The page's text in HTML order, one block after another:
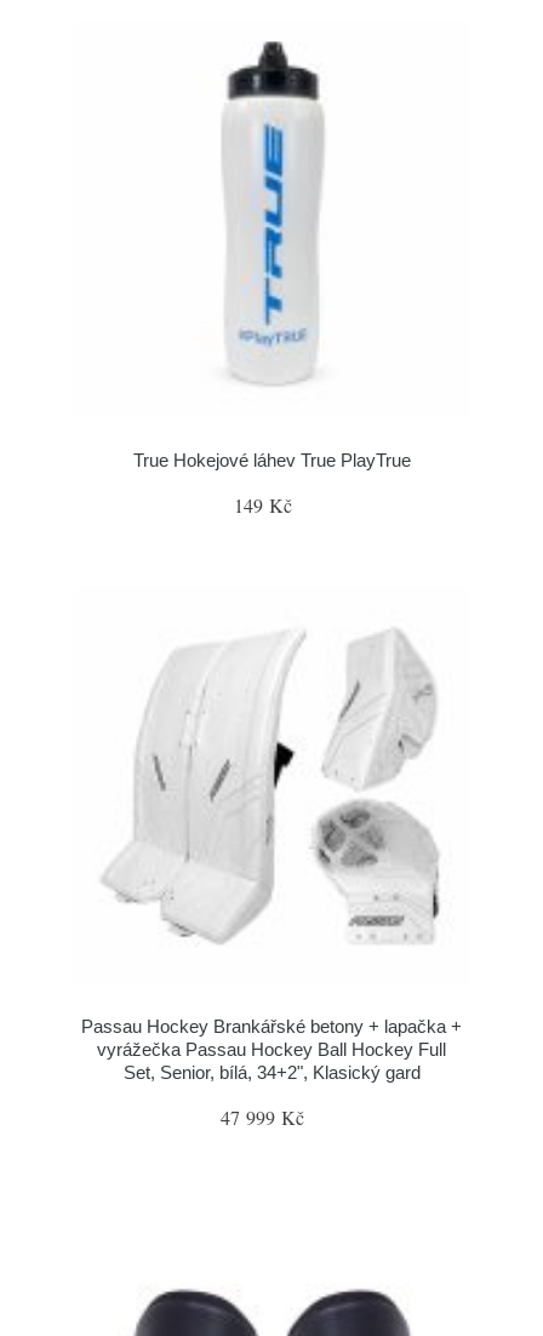
True Hokejové láhev True PlayTrue
149 Kč
Passau Hockey Brankářské betony + lapačka +
vyrážečka Passau Hockey Ball Hockey Full
Set, Senior, bílá, 34+2", Klasický gard
47 999 Kč